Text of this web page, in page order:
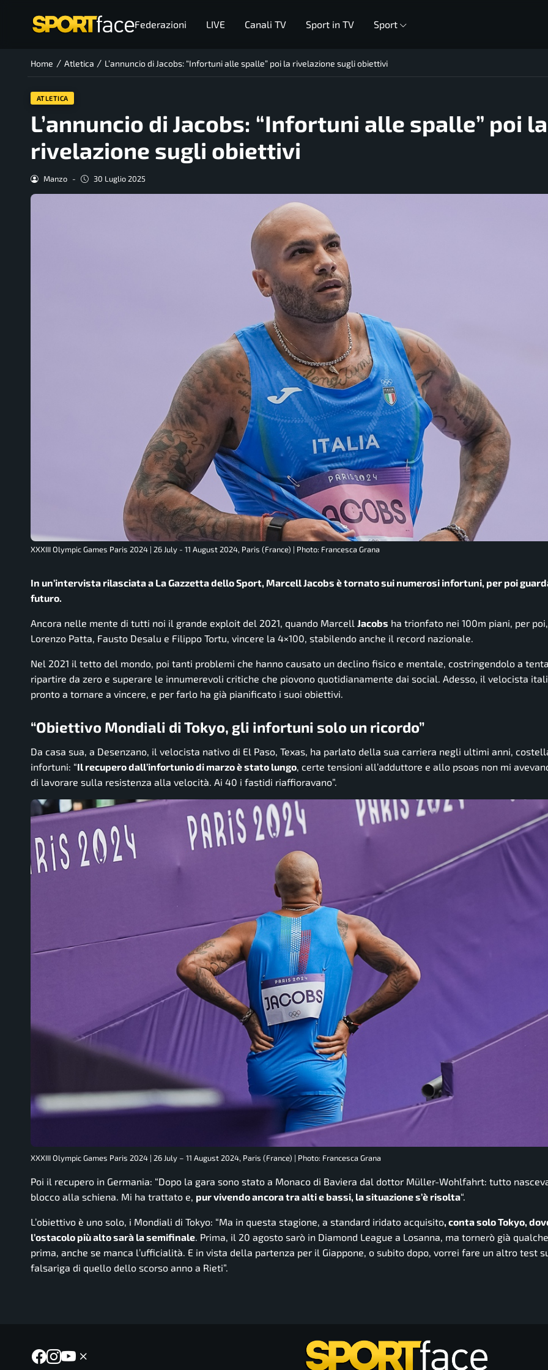
Federazioni LIVE Canali TV Sport in TV Sport
Home / Atletica / L’annuncio di Jacobs: “Infortuni alle spalle” poi la rivelazione sugli obiettivi
ATLETICA
L’annuncio di Jacobs: “Infortuni alle spalle” poi la
rivelazione sugli obiettivi
Manzo - 30 Luglio 2025
XXXIII Olympic Games Paris 2024 | 26 July - 11 August 2024, Paris (France) | Photo: Francesca Grana
In un’intervista rilasciata a La Gazzetta dello Sport, Marcell Jacobs è tornato sui numerosi infortuni, per poi
futuro.
Ancora nelle mente di tutti noi il grande exploit del 2021, quando Marcell Jacobs ha trionfato nei 100m piani, per
Lorenzo Patta, Fausto Desalu e Filippo Tortu, vincere la 4×100, stabilendo anche il record nazionale.
Nel 2021 il tetto del mondo, poi tanti problemi che hanno causato un declino fisico e mentale, costringendolo a
ripartire da zero e superare le innumerevoli critiche che piovono quotidianamente dai social. Adesso, il velocista
pronto a tornare a vincere, e per farlo ha già pianificato i suoi obiettivi.
“Obiettivo Mondiali di Tokyo, gli infortuni solo un ricordo”
Da casa sua, a Desenzano, il velocista nativo di El Paso, Texas, ha parlato della sua carriera negli ultimi anni,
infortuni: “Il recupero dall’infortunio di marzo è stato lungo, certe tensioni all’adduttore e allo psoas non mi
di lavorare sulla resistenza alla velocità. Ai 40 i fastidi riaffioravano”.
XXXIII Olympic Games Paris 2024 | 26 July – 11 August 2024, Paris (France) | Photo: Francesca Grana
Poi il recupero in Germania: “Dopo la gara sono stato a Monaco di Baviera dal dottor Müller-Wohlfahrt: tutto
blocco alla schiena. Mi ha trattato e, pur vivendo ancora tra alti e bassi, la situazione s’è risolta“.
L’obiettivo è uno solo, i Mondiali di Tokyo: “Ma in questa stagione, a standard iridato acquisito, conta solo Tokyo,
l’ostacolo più alto sarà la semifinale. Prima, il 20 agosto sarò in Diamond League a Losanna, ma tornerò già
prima, anche se manca l’ufficialità. E in vista della partenza per il Giappone, o subito dopo, vorrei fare un altro test
falsariga di quello dello scorso anno a Rieti”.